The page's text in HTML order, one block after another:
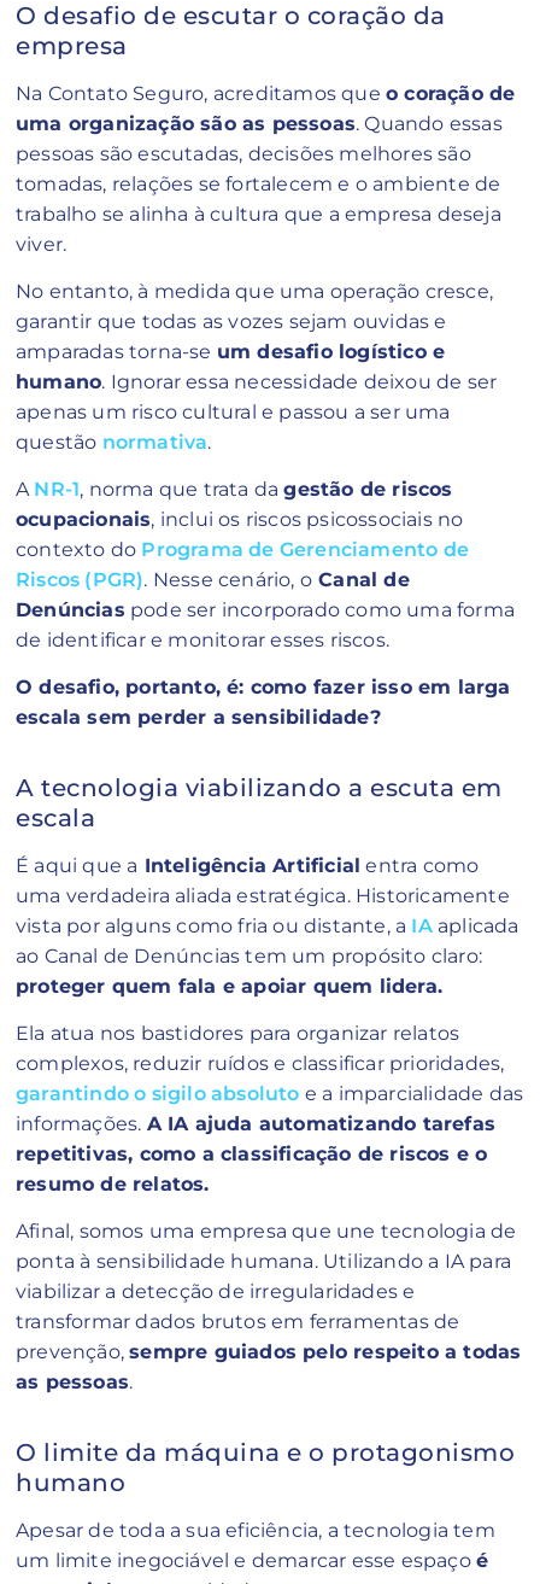
O desafio de escutar o coração da
empresa
Na Contato Seguro, acreditamos que o coração de
uma organização são as pessoas. Quando essas
pessoas são escutadas, decisões melhores são
tomadas, relações se fortalecem e o ambiente de
trabalho se alinha à cultura que a empresa deseja
viver.
No entanto, à medida que uma operação cresce,
garantir que todas as vozes sejam ouvidas e
amparadas torna-se um desafio logístico e
humano. Ignorar essa necessidade deixou de ser
apenas um risco cultural e passou a ser uma
questão normativa.
ANR-1, norma que trata dagestão de riscos
ocupacionais, inclui os riscos psicossociais no
contexto do Programa de Gerenciamento de
Riscos (PGR). Nesse cenário, o Canal de
Denúncias pode ser incorporado como uma forma
de identificar e monitorar esses riscos.
O desafio, portanto, é: como fazer isso em larga
escala sem perder a sensibilidade?
A tecnologia viabilizando a escuta em
escala
É aqui que a Inteligência Artificial entra como
uma verdadeira aliada estratégica. Historicamente
vista por alguns como fria ou distante, a IAaplicada
ao Canal de Denúncias tem um propósito claro:
proteger quem fala e apoiar quem lidera.
Ela atua nos bastidores para organizar relatos
complexos, reduzir ruídos e classificar prioridades,
garantindo o sigilo absoluto e a imparcialidade das
informações. A IA ajuda automatizando tarefas
repetitivas, como a classificação de riscos e o
resumo de relatos.
Afinal, somos uma empresa que une tecnologia de
ponta à sensibilidade humana. Utilizando a IA para
viabilizar a detecção de irregularidades e
transformar dados brutos em ferramentas de
prevenção,sempre guiados pelo respeito a todas
as pessoas.
O limite da máquina e o protagonismo
humano
Apesar de toda a sua eficiência, a tecnologia tem
um limite inegociável e demarcar esse espaçoé